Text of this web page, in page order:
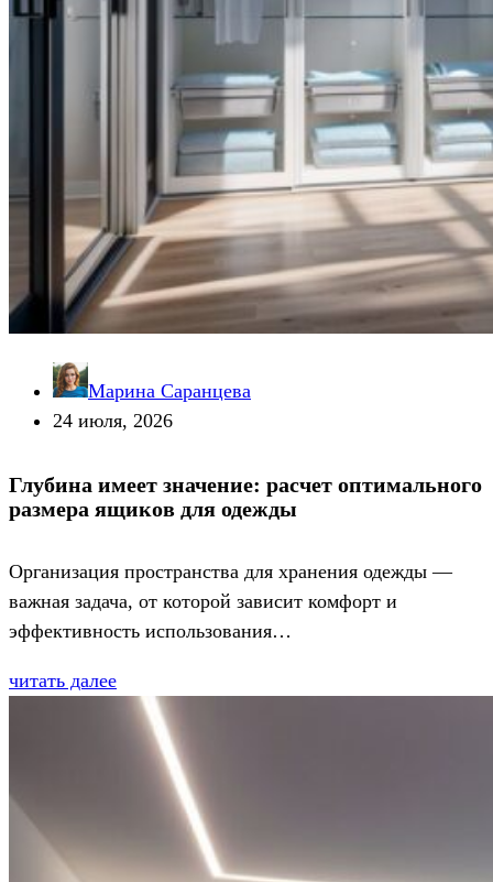
Марина Саранцева
24 июля, 2026
Глубина имеет значение: расчет оптимального
размера ящиков для одежды
Организация пространства для хранения одежды —
важная задача, от которой зависит комфорт и
эффективность использования…
читать далее